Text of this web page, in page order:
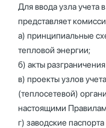
Для ввода узла учета
представляет
а) принципиальные
тепловой энергии;
б) акты
в) проекты узлов
(теплосетевой)
настоящими
г) заводские